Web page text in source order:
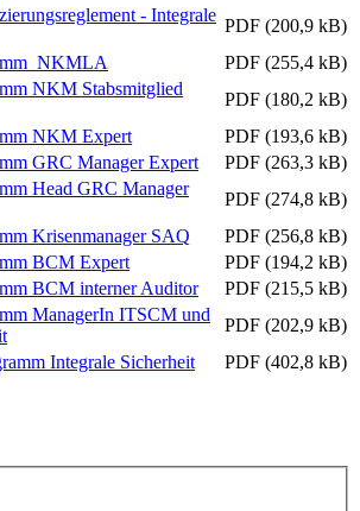
- Integrale
PDF (200,9 kB)
PDF (255,4 kB)
NKM Stabsmitglied
PDF (180,2 kB)
NKM Expert
PDF (193,6 kB)
GRC Manager Expert
PDF (263,3 kB)
Head GRC Manager
PDF (274,8 kB)
Krisenmanager SAQ
PDF (256,8 kB)
BCM Expert
PDF (194,2 kB)
BCM interner Auditor
PDF (215,5 kB)
ManagerIn ITSCM und
PDF (202,9 kB)
Integrale Sicherheit
PDF (402,8 kB)